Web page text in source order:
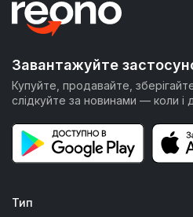
Завантажуйте
Купуйте, продавайте,
слідкуйте за новинами — коли і
Тип